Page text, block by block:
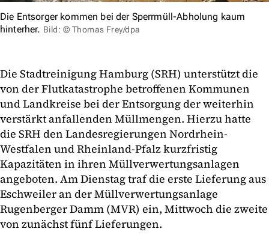
Die Entsorger kommen bei der Sperrmüll-Abholung kaum
hinterher. Bild: © Thomas Frey/dpa
Die Stadtreinigung Hamburg (SRH) unterstützt die
von der Flutkatastrophe betroffenen Kommunen
und Landkreise bei der Entsorgung der weiterhin
verstärkt anfallenden Müllmengen. Hierzu hatte
die SRH den Landesregierungen Nordrhein-
Westfalen und Rheinland-Pfalz kurzfristig
Kapazitäten in ihren Müllverwertungsanlagen
angeboten. Am Dienstag traf die erste Lieferung aus
Eschweiler an der Müllverwertungsanlage
Rugenberger Damm (MVR) ein, Mittwoch die zweite
von zunächst fünf Lieferungen.